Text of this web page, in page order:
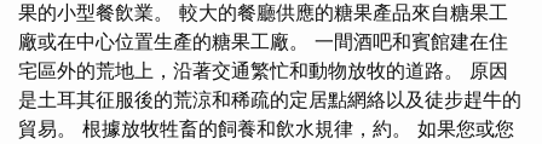
果的小型餐飲業。 較大的餐廳供應的糖果產品來自糖果工
廠或在中心位置生產的糖果工廠。 一間酒吧和賓館建在住
宅區外的荒地上，沿著交通繁忙和動物放牧的道路。 原因
是土耳其征服後的荒涼和稀疏的定居點網絡以及徒步趕牛的
貿易。 根據放牧牲畜的飼養和飲水規律，約。 如果您或您